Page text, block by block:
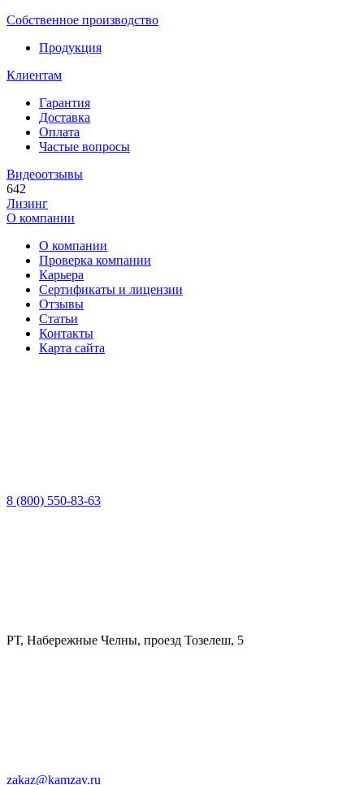
Собственное производство
Продукция
Клиентам
Гарантия
Доставка
Оплата
Частые вопросы
Видеоотзывы
642
Лизинг
О компании
О компании
Проверка компании
Карьера
Сертификаты и лицензии
Отзывы
Статьи
Контакты
Карта сайта
8 (800) 550-83-63
РТ, Набережные Челны, проезд Тозелеш, 5
zakaz@kamzav.ru